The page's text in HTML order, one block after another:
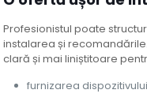
Profesionistul poate
instalarea și
clară și mai liniștitoare
furnizarea dispozitivului